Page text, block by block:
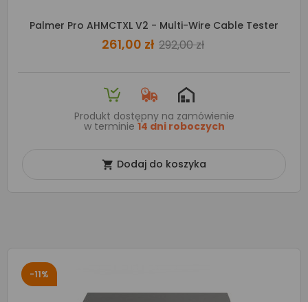
Palmer Pro AHMCTXL V2 - Multi-Wire Cable Tester
261,00 zł 292,00 zł
Produkt dostępny na zamówienie
w terminie 14 dni roboczych
 Dodaj do koszyka
-11%